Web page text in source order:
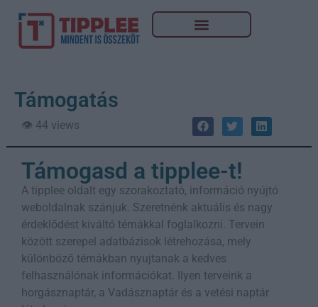
Támogatás
👁️ 44 views
Támogasd a tipplee-t!
A tipplee oldalt egy szorakoztató, információ nyújtó
weboldalnak szánjuk. Szeretnénk aktuális és nagy
érdeklődést kiváltó témákkal foglalkozni. Tervein
között szerepel adatbázisok létrehozása, mely
különböző témákban nyujtanak a kedves
felhasználónak információkat. Ilyen terveink a
horgásznaptár, a Vadásznaptár és a vetési naptár